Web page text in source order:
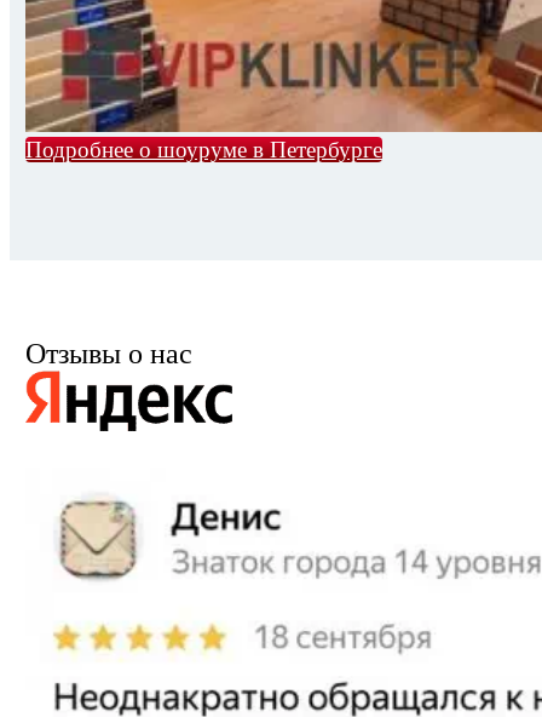
Подробнее о шоуруме в Петербурге
Отзывы о нас